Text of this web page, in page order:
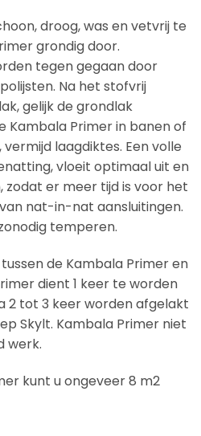
droog, was en vetvrij te
grondig door.
tegen gegaan door
Na het stofvrij
gelijk de grondlak
Kambala Primer in banen of
laagdiktes. Een volle
vloeit optimaal uit en
zodat er meer tijd is voor het
nat-in-nat aansluitingen.
temperen.
de Kambala Primer en
dient 1 keer te worden
2 tot 3 keer worden afgelakt
Skylt. Kambala Primer niet
werk.
kunt u ongeveer 8 m2